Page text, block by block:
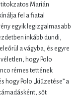
titokzatos Marián
fel a fiatal
egyik legizgalmasabb
inkább dundi,
a vágyba, és egyre
hogy Polo
rémes tettének
hogy Polo „kiűzetése” a
sőt